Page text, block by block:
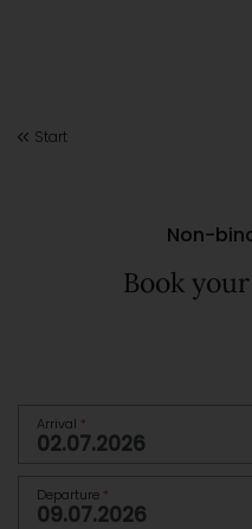
Start
Non-
Book
Arrival *
Departure *